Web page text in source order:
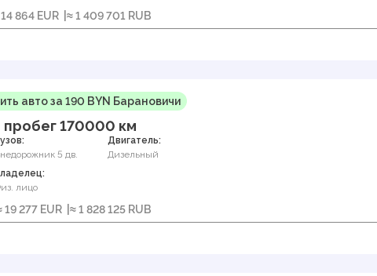
864 EUR ≈ 1 409 701 RUB
авто за 190 BYN Барановичи
пробег 170000 км
5 дв.
Двигатель:
Дизельный
лицо
19 277 EUR ≈ 1 828 125 RUB